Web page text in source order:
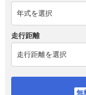
走行距離